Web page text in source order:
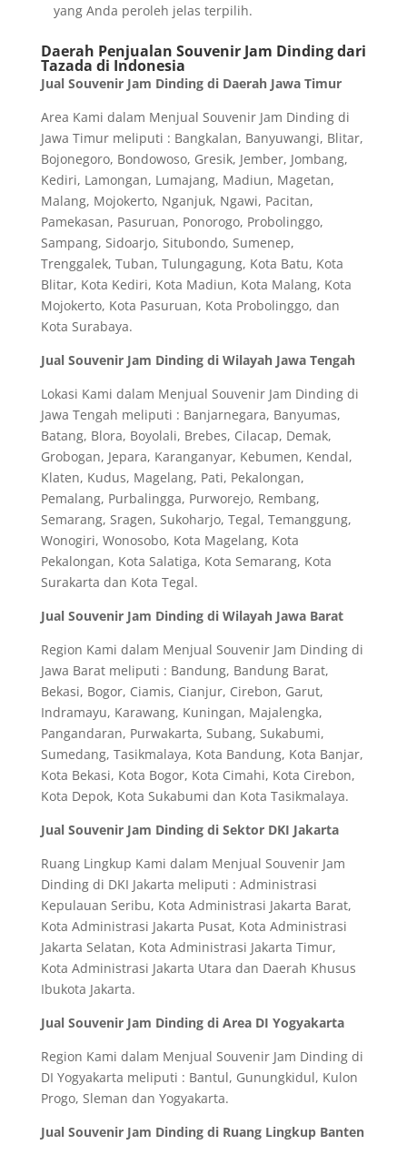
yang Anda peroleh jelas terpilih.
Daerah Penjualan Souvenir Jam Dinding dari
Tazada di Indonesia
Jual Souvenir Jam Dinding di Daerah Jawa Timur
Area Kami dalam Menjual Souvenir Jam Dinding di
Jawa Timur meliputi : Bangkalan, Banyuwangi, Blitar,
Bojonegoro, Bondowoso, Gresik, Jember, Jombang,
Kediri, Lamongan, Lumajang, Madiun, Magetan,
Malang, Mojokerto, Nganjuk, Ngawi, Pacitan,
Pamekasan, Pasuruan, Ponorogo, Probolinggo,
Sampang, Sidoarjo, Situbondo, Sumenep,
Trenggalek, Tuban, Tulungagung, Kota Batu, Kota
Blitar, Kota Kediri, Kota Madiun, Kota Malang, Kota
Mojokerto, Kota Pasuruan, Kota Probolinggo, dan
Kota Surabaya.
Jual Souvenir Jam Dinding di Wilayah Jawa Tengah
Lokasi Kami dalam Menjual Souvenir Jam Dinding di
Jawa Tengah meliputi : Banjarnegara, Banyumas,
Batang, Blora, Boyolali, Brebes, Cilacap, Demak,
Grobogan, Jepara, Karanganyar, Kebumen, Kendal,
Klaten, Kudus, Magelang, Pati, Pekalongan,
Pemalang, Purbalingga, Purworejo, Rembang,
Semarang, Sragen, Sukoharjo, Tegal, Temanggung,
Wonogiri, Wonosobo, Kota Magelang, Kota
Pekalongan, Kota Salatiga, Kota Semarang, Kota
Surakarta dan Kota Tegal.
Jual Souvenir Jam Dinding di Wilayah Jawa Barat
Region Kami dalam Menjual Souvenir Jam Dinding di
Jawa Barat meliputi : Bandung, Bandung Barat,
Bekasi, Bogor, Ciamis, Cianjur, Cirebon, Garut,
Indramayu, Karawang, Kuningan, Majalengka,
Pangandaran, Purwakarta, Subang, Sukabumi,
Sumedang, Tasikmalaya, Kota Bandung, Kota Banjar,
Kota Bekasi, Kota Bogor, Kota Cimahi, Kota Cirebon,
Kota Depok, Kota Sukabumi dan Kota Tasikmalaya.
Jual Souvenir Jam Dinding di Sektor DKI Jakarta
Ruang Lingkup Kami dalam Menjual Souvenir Jam
Dinding di DKI Jakarta meliputi : Administrasi
Kepulauan Seribu, Kota Administrasi Jakarta Barat,
Kota Administrasi Jakarta Pusat, Kota Administrasi
Jakarta Selatan, Kota Administrasi Jakarta Timur,
Kota Administrasi Jakarta Utara dan Daerah Khusus
Ibukota Jakarta.
Jual Souvenir Jam Dinding di Area DI Yogyakarta
Region Kami dalam Menjual Souvenir Jam Dinding di
DI Yogyakarta meliputi : Bantul, Gunungkidul, Kulon
Progo, Sleman dan Yogyakarta.
Jual Souvenir Jam Dinding di Ruang Lingkup Banten